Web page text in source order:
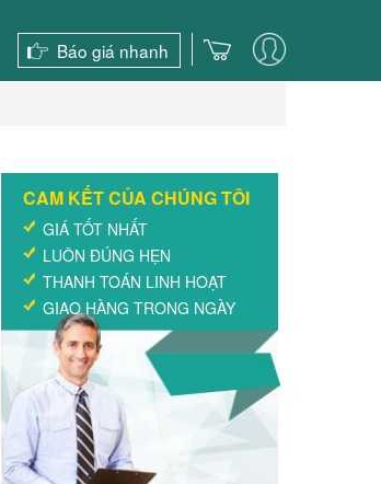
Báo giá nhanh
CAM KẾT CỦA CHÚNG TÔI
GIÁ TỐT NHẤT
LUÔN ĐÚNG HẸN
THANH TOÁN LINH HOẠT
GIAO HÀNG TRONG NGÀY